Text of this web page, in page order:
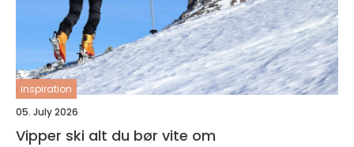
inspiration
05. July 2026
Vipper ski alt du bør vite om